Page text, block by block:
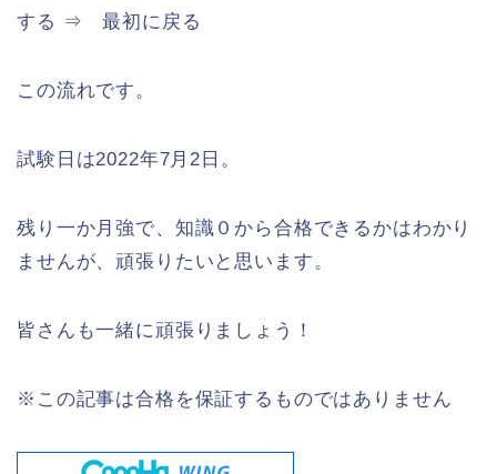
する ⇒ 最初に戻る
この流れです。
試験日は2022年7月2日。
残り一か月強で、知識０から合格できるかはわかり
ませんが、頑張りたいと思います。
皆さんも一緒に頑張りましょう！
※この記事は合格を保証するものではありません